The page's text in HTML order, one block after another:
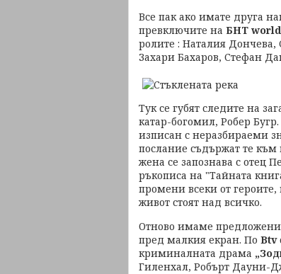
Все пак ако имате друга
превключите на БНТ world
ролите : Наталия
Захари Бахаров, Стефан
Тук се губят следите на
катар-богомил, Робер
изписан с неразбираеми
послание съдържат те към
жена се запознава с отец
ръкописа на "Тайната
промени всеки от
живот стоят над всичко.
Отново имаме
пред малкия екран. По Btv
криминалната драма
Гиленхал, Робърт Дауни-